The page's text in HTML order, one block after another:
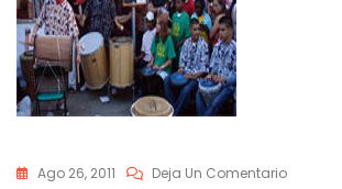
Ago 26, 2011 Deja Un ComentarioEn